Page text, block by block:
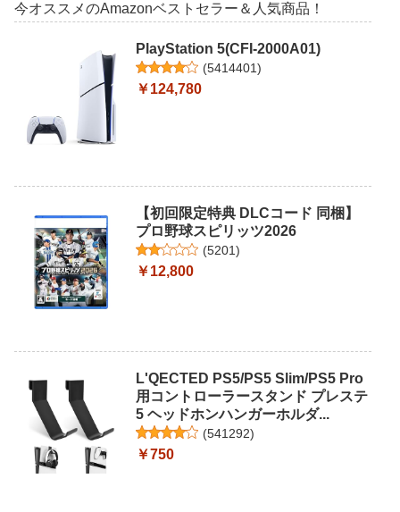
今オススメのAmazonベストセラー＆人気商品！
PlayStation 5(CFI-2000A01)
(5414401)
￥124,780
【初回限定特典 DLCコード 同梱】
プロ野球スピリッツ2026
(5201)
￥12,800
L'QECTED PS5/PS5 Slim/PS5 Pro
用コントローラースタンド プレステ
5 ヘッドホンハンガーホルダ...
(541292)
￥750